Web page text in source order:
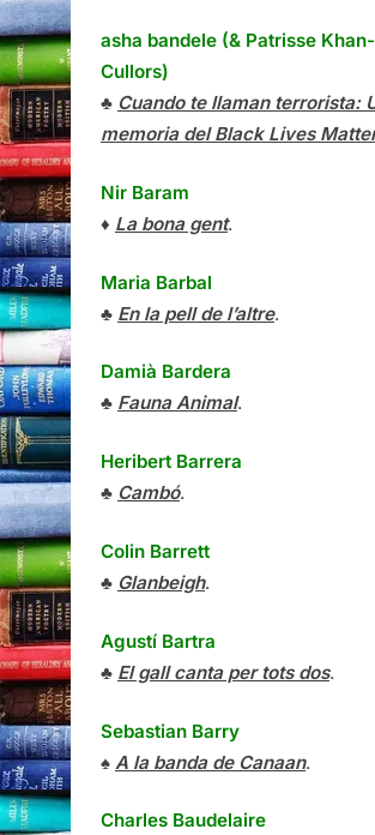
asha bandele (& Patrisse Khan-
Cullors)
♣ Cuando te llaman terrorista:
memoria del Black Lives
Nir Baram
♦ La bona gent.
Maria Barbal
♣ En la pell de l’altre.
Damià Bardera
♣ Fauna Animal.
Heribert Barrera
♣ Cambó.
Colin Barrett
♣ Glanbeigh.
Agustí Bartra
♣ El gall canta per tots dos.
Sebastian Barry
♠ A la banda de Canaan.
Charles Baudelaire